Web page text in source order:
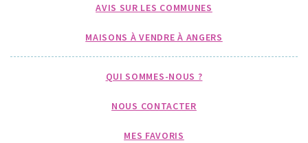
AVIS SUR LES COMMUNES
MAISONS À VENDRE À ANGERS
QUI SOMMES-NOUS ?
NOUS CONTACTER
MES FAVORIS